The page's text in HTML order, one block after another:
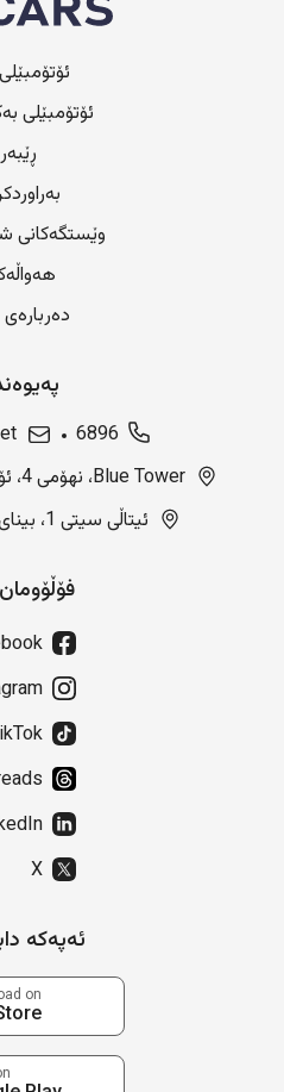
ئۆتۆمبێلی
ڕێبەر
وێستگەکانی
6896
Blue Tower، نهۆمی 4، ئۆفیسی 407، بەغدا، عێراق
ئیتاڵی سیتی 1، بینای 130 هەولێر، عێراق
X
ئەپەکە
on